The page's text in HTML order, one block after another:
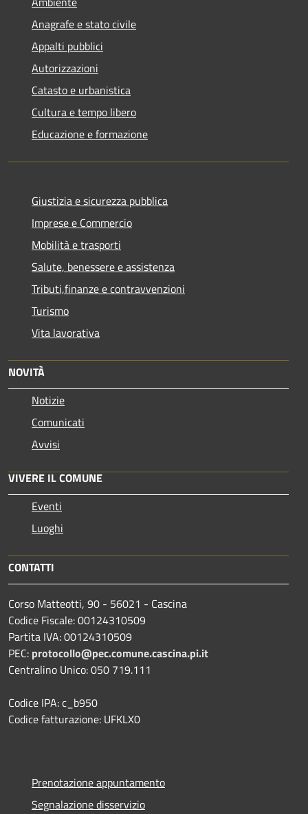
Anagrafe e stato civile
Appalti pubblici
Autorizzazioni
Catasto e urbanistica
Cultura e tempo libero
Educazione e formazione
Giustizia e sicurezza pubblica
Imprese e Commercio
Mobilità e trasporti
Salute, benessere e assistenza
Tributi,finanze e contravvenzioni
Turismo
Vita lavorativa
NOVITÀ
Notizie
Comunicati
Avvisi
VIVERE IL COMUNE
Eventi
Luoghi
CONTATTI
Corso Matteotti, 90 - 56021 - Cascina
Codice Fiscale: 00124310509
Partita IVA: 00124310509
PEC: protocollo@pec.comune.cascina.pi.it
Centralino Unico: 050 719.111
Codice IPA: c_b950
Codice fatturazione: UFKLX0
Prenotazione appuntamento
Segnalazione disservizio